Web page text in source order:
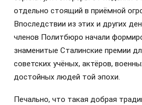
отдельно стоящий в приёмной
Впоследствии из этих и других
членов Политбюро начали
знаменитые Сталинские премии
советских учёных, актёров,
достойных людей той эпохи.
Печально, что такая добрая